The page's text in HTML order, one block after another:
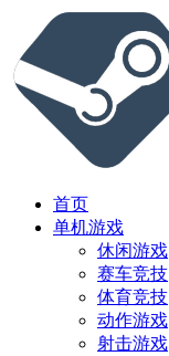
首页
单机游戏
休闲游戏
赛车竞技
体育竞技
动作游戏
射击游戏